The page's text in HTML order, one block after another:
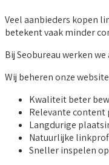
Veel aanbieders kopen
betekent vaak minder
Bij Seobureau werken we
Wij beheren onze
Kwaliteit beter
Relevante content
Langdurige
Natuurlijke
Sneller inspelen